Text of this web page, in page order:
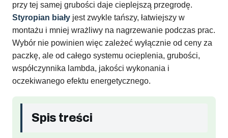
przy tej samej grubości daje cieplejszą przegrodę.
Styropian biały jest zwykle tańszy, łatwiejszy w
montażu i mniej wrażliwy na nagrzewanie podczas prac.
Wybór nie powinien więc zależeć wyłącznie od ceny za
paczkę, ale od całego systemu ocieplenia, grubości,
współczynnika lambda, jakości wykonania i
oczekiwanego efektu energetycznego.
Spis treści